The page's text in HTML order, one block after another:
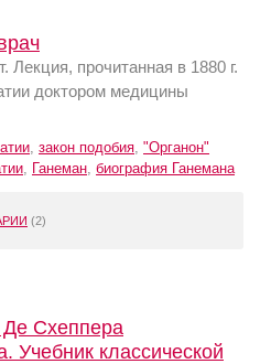
прочитанная в 1880 г.
доктором медицины
, закон подобия, "Органон"
, Ганеман, биография Ганемана
(2)
Схеппера
Учебник классической